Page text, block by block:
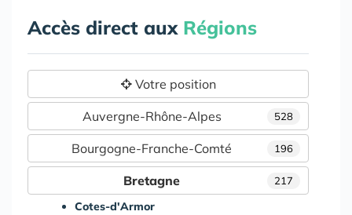
Accès direct aux Régions
Votre position
528
Auvergne-Rhône-Alpes
196
Bourgogne-Franche-Comté
217
Bretagne
Cotes-d'Armor